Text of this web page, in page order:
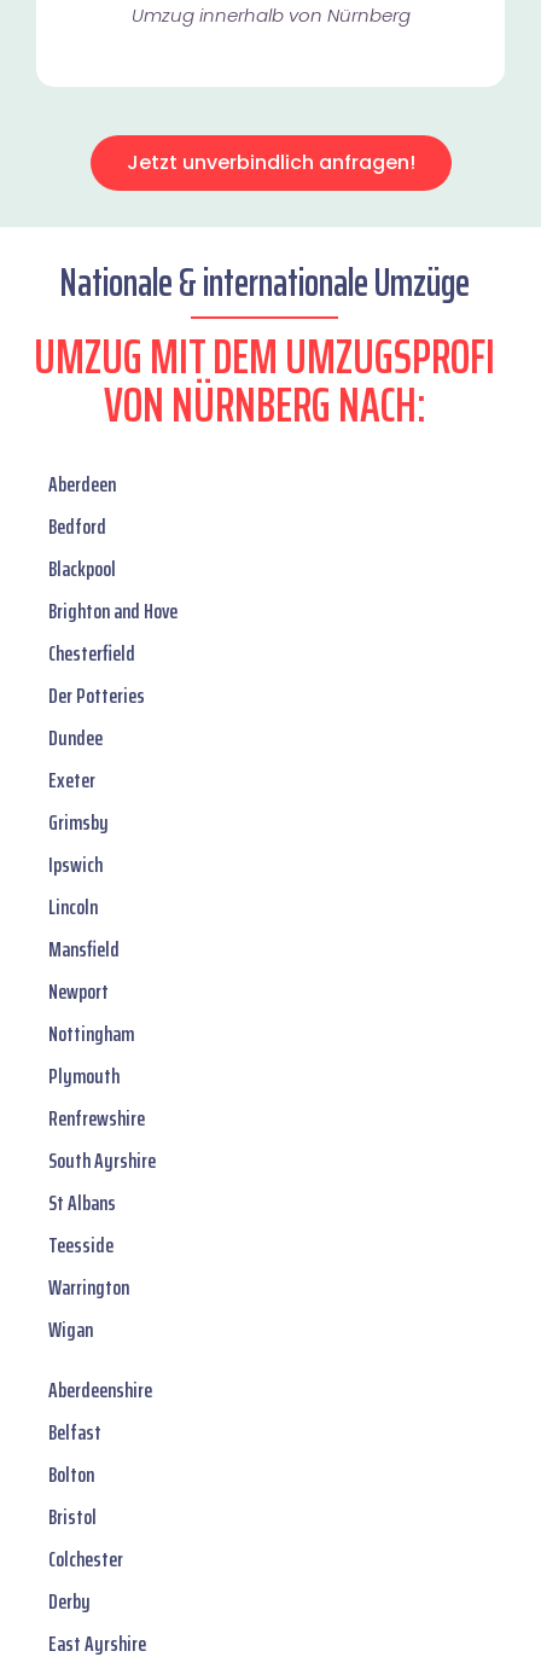
Umzug innerhalb von Nürnberg​
Jetzt unverbindlich anfragen!
Nationale & internationale Umzüge
UMZUG MIT DEM UMZUGSPROFI
VON NÜRNBERG NACH:
Aberdeen
Bedford
Blackpool
Brighton and Hove
Chesterfield
Der Potteries
Dundee
Exeter
Grimsby
Ipswich
Lincoln
Mansfield
Newport
Nottingham
Plymouth
Renfrewshire
South Ayrshire
St Albans
Teesside
Warrington
Wigan
Aberdeenshire
Belfast
Bolton
Bristol
Colchester
Derby
East Ayrshire